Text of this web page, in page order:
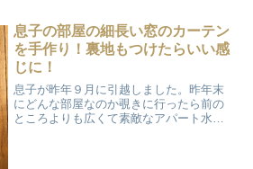
ー(;´･...
息子の部屋の細長い窓のカーテン
を手作り！裏地もつけたらいい感
じに！
息子が昨年９月に引越しました。昨年末
にどんな部屋なのか覗きに行ったら前の
ところよりも広くて素敵なアパート水回